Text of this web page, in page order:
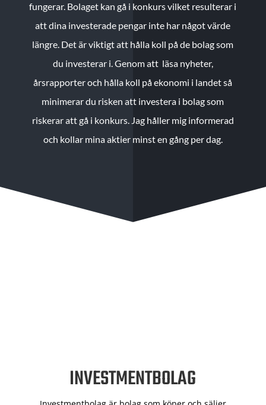
fungerar. Bolaget kan gå i konkurs vilket resulterar i
att dina investerade pengar inte har något värde
längre. Det är viktigt att hålla koll på de bolag som
du investerar i. Genom att läsa nyheter,
årsrapporter och hålla koll på ekonomi i landet så
minimerar du risken att investera i bolag som
riskerar att gå i konkurs. Jag håller mig informerad
och kollar mina aktier minst en gång per dag.
INVESTMENTBOLAG